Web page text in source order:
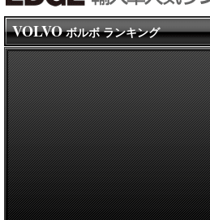
VOLVOボルボ ランキング